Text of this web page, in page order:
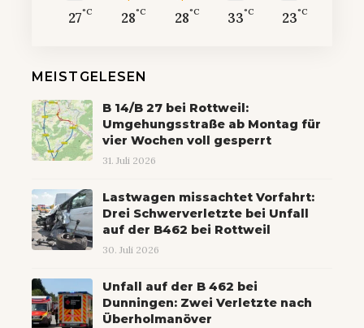
27°C 28°C 28°C 33°C 23°C
MEISTGELESEN
B 14/B 27 bei Rottweil:
Umgehungsstraße ab Montag für
vier Wochen voll gesperrt
31. Juli 2026
Lastwagen missachtet Vorfahrt:
Drei Schwerverletzte bei Unfall
auf der B462 bei Rottweil
30. Juli 2026
Unfall auf der B 462 bei
Dunningen: Zwei Verletzte nach
Überholmanöver